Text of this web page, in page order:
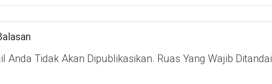
Tangsel
XXI
Aceh-
2024,
Untuk
Anda Tidak Akan Dipublikasikan. Ruas Yang Wajib Ditandai